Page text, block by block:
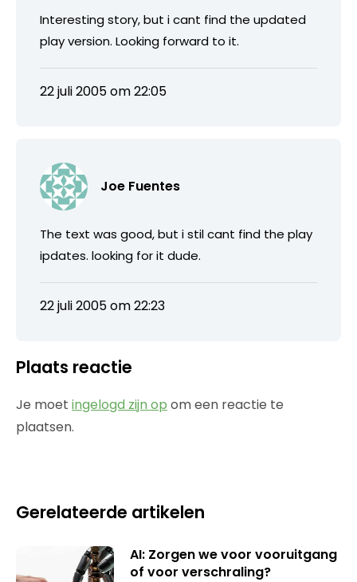
Interesting story, but i cant find the updated
play version. Looking forward to it.
22 juli 2005 om 22:05
Joe Fuentes
The text was good, but i stil cant find the play
ipdates. looking for it dude.
22 juli 2005 om 22:23
Plaats reactie
Je moet ingelogd zijn op om een reactie te
plaatsen.
Gerelateerde artikelen
AI: Zorgen we voor vooruitgang
of voor verschraling?